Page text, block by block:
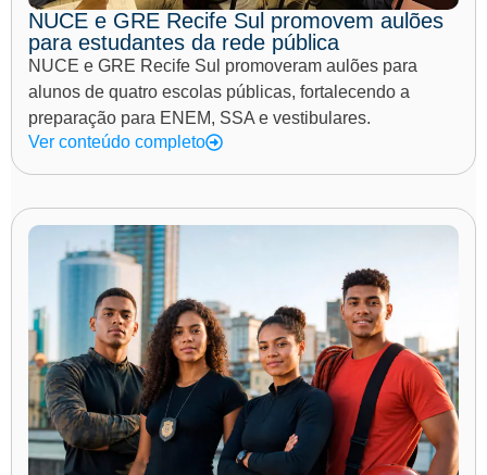
NUCE e GRE Recife Sul promovem aulões
para estudantes da rede pública
NUCE e GRE Recife Sul promoveram aulões para
alunos de quatro escolas públicas, fortalecendo a
preparação para ENEM, SSA e vestibulares.
Ver conteúdo completo